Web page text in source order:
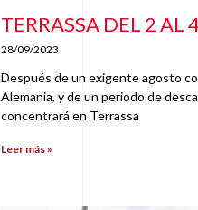
TERRASSA DEL 2 AL
28/09/2023
Después de un exigente agosto
Alemania, y de un periodo de
concentrará en Terrassa
Leer más »